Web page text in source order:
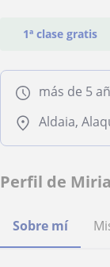
1ª clase gratis
más de 5
Perfil de
Sobre mí